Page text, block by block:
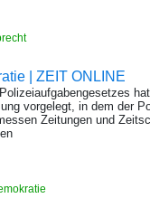
| ZEIT ONLINE
vorgelegt, in dem der
Zeitungen und